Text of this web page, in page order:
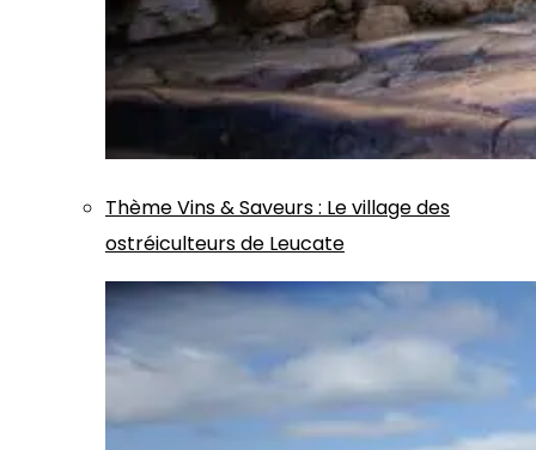
ThèmeVins & Saveurs: Le village des
ostréiculteurs de Leucate